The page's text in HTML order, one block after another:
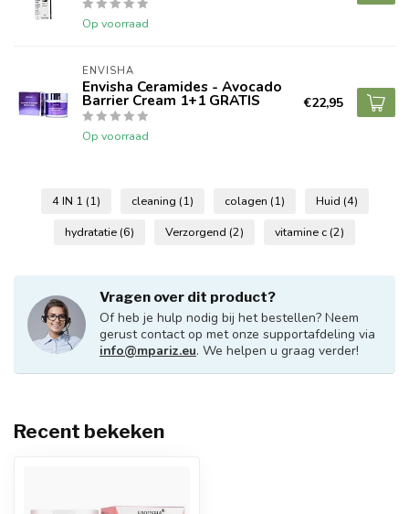
Op voorraad
ENVISHA
Envisha Ceramides - Avocado
Barrier Cream 1+1 GRATIS
Op voorraad
€22,95
4 IN 1 (1) cleaning (1) colagen (1) Huid (4)
hydratatie (6) Verzorgend (2) vitamine c (2)
Vragen over dit product?
Of heb je hulp nodig bij het bestellen? Neem
gerust contact op met onze supportafdeling via
info@mpariz.eu. We helpen u graag verder!
Recent bekeken